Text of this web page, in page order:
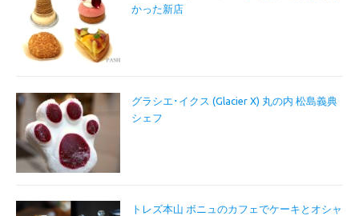
かった新店
グラシエ･イクス (Glacier X) 丸の内 松島義典
シェフ
トレズ本山 ボニュのカフェでケーキとオシャ